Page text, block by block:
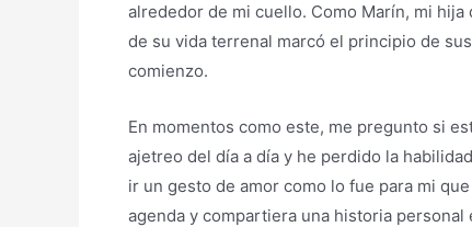
alrededor de mi cuello. Como Marín, mi
de su vida terrenal marcó el principio de
comienzo.
En momentos como este, me pregunto si
ajetreo del día a día y he perdido la
ir un gesto de amor como lo fue para mi
agenda y compartiera una historia